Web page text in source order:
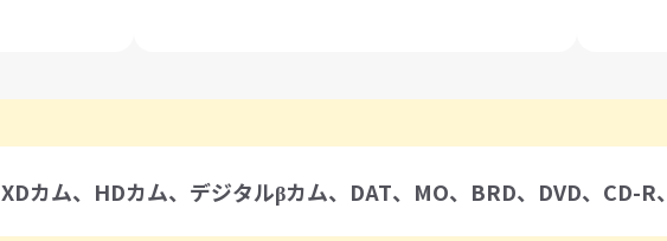
XDカム、HDカム、デジタルβカム、DAT、MO、BRD、DVD、CD-